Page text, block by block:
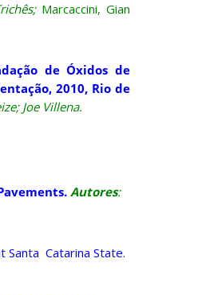
Marcaccini, Gian
de Óxidos de
2010, Rio de
Joe Villena.
Autores:
Santa Catarina State.